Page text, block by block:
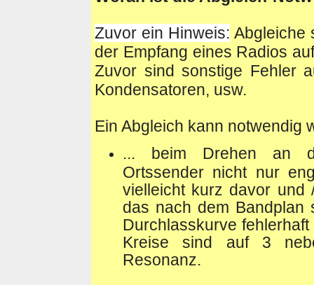
Zuvor ein Hinweis: Abgleiche
der Empfang eines Radios
Zuvor sind sonstige Fehler
Kondensatoren, usw.
Ein Abgleich kann notwendig
... beim Drehen an
Ortssender nicht nur
vielleicht kurz davor und
das nach dem
Durchlasskurve
Kreise sind auf 3
Resonanz.